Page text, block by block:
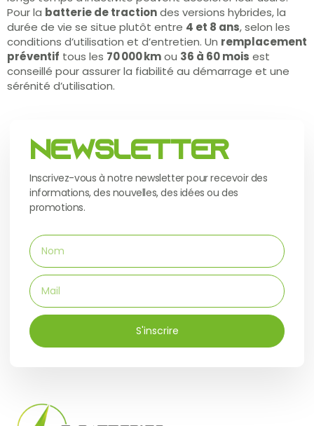
Pour la batterie de tractiondes versions hybrides, la
durée de vie se situe plutôt entre 4 et 8 ans, selon les
conditions d’utilisation et d’entretien. Un remplacement
préventif tous les 70 000 kmou 36 à 60 mois est
conseillé pour assurer la fiabilité au démarrage et une
sérénité d’utilisation.
Newsletter
Inscrivez-vous à notre newsletter pour recevoir des
informations, des nouvelles, des idées ou des
promotions.
S'inscrire